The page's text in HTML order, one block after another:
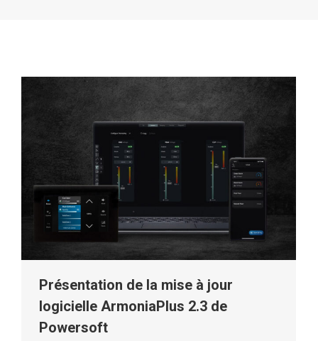
Présentation de la mise à jour
logicielle ArmoniaPlus 2.3 de
Powersoft